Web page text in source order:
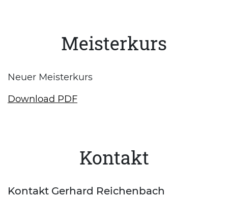
Meisterkurs
Neuer Meisterkurs
Download PDF
Kontakt
Kontakt Gerhard Reichenbach